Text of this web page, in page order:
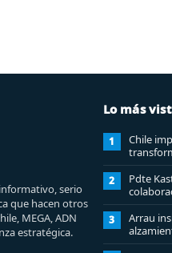
serio
que hacen otros
MEGA, ADN
estratégica.
Lo más
1
Chile
2
Pdte
del
3
Arrau